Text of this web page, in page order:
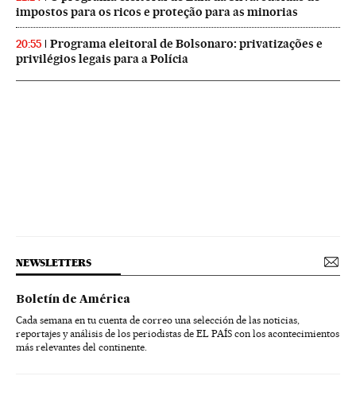
impostos para os ricos e proteção para as minorias
20:55
Programa eleitoral de Bolsonaro: privatizações e
privilégios legais para a Polícia
NEWSLETTERS
Boletín de América
Cada semana en tu cuenta de correo una selección de las noticias,
reportajes y análisis de los periodistas de EL PAÍS con los acontecimientos
más relevantes del continente.